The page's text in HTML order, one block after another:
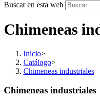
Buscar en esta web
Chimeneas
Inicio>
Catálogo>
Chimeneas industriales
Chimeneas industriales